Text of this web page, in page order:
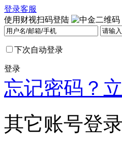
登录客服
使用财视扫码登陆
下次自动登录
登录
忘记密码？
其它账号登录